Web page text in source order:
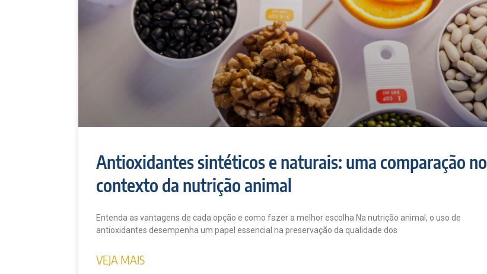
Antioxidantes sintéticos e naturais: uma comparação no
contexto da nutrição animal
Entenda as vantagens de cada opção e como fazer a melhor escolha Na nutrição animal, o uso de
antioxidantes desempenha um papel essencial na preservação da qualidade dos
VEJA MAIS